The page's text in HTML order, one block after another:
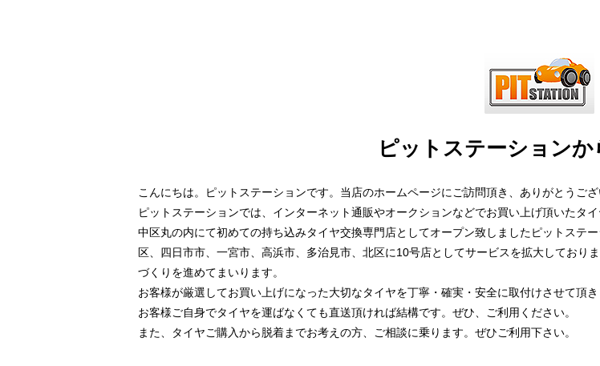
ピットステーション
こんにちは。ピットステーションです。当店のホームページにご訪問頂き、ありがとうござ
ピットステーションでは、インターネット通販やオークションなどでお買い上げ頂いたタ
中区丸の内にて初めての持ち込みタイヤ交換専門店としてオープン致しましたピットステ
区、四日市市、一宮市、高浜市、多治見市、北区に10号店としてサービスを拡大しており
づくりを進めてまいります。
お客様が厳選してお買い上げになった大切なタイヤを丁寧・確実・安全に取付けさせて頂き
お客様ご自身でタイヤを運ばなくても直送頂ければ結構です。ぜひ、ご利用ください。
また、タイヤご購入から脱着までお考えの方、ご相談に乗ります。ぜひご利用下さい。